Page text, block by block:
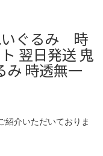
ぐるみ 時
翌日発送 鬼
み 時透無一
紹介いただいておりま